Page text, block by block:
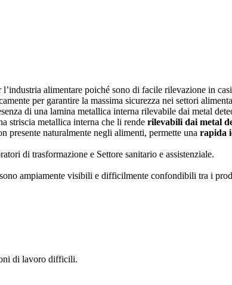
l’industria alimentare poiché sono di facile rilevazione in
per garantire la massima sicurezza nei settori
di una lamina metallica interna rilevabile dai metal
striscia metallica interna che li rende rilevabili dai metal
naturalmente negli alimenti, permette una rapida
di trasformazione e Settore sanitario e assistenziale.
ampiamente visibili e difficilmente confondibili tra i
di lavoro difficili.